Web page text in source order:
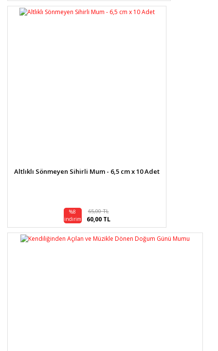
Altlıklı Sönmeyen Sihirli Mum - 6,5 cm x 10 Adet
%8
indirim
65,00 TL
60,00 TL